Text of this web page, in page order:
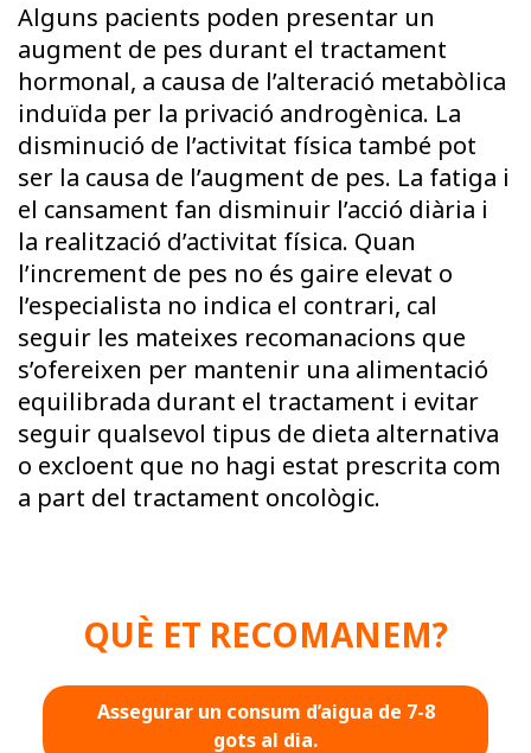
Alguns pacients poden presentar un
augment de pes durant el tractament
hormonal, a causa de l’alteració metabòlica
induïda per la privació androgènica. La
disminució de l’activitat física també pot
ser la causa de l’augment de pes. La fatiga i
el cansament fan disminuir l’acció diària i
la realització d’activitat física. Quan
l’increment de pes no és gaire elevat o
l’especialista no indica el contrari, cal
seguir les mateixes recomanacions que
s’ofereixen per mantenir una alimentació
equilibrada durant el tractament i evitar
seguir qualsevol tipus de dieta alternativa
o excloent que no hagi estat prescrita com
a part del tractament oncològic.
QUÈ ET RECOMANEM?
Assegurar un consum d’aigua de 7-8
gots al dia.